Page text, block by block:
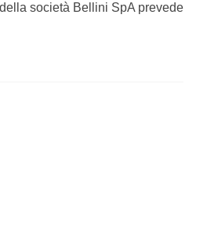
società Bellini SpA prevede